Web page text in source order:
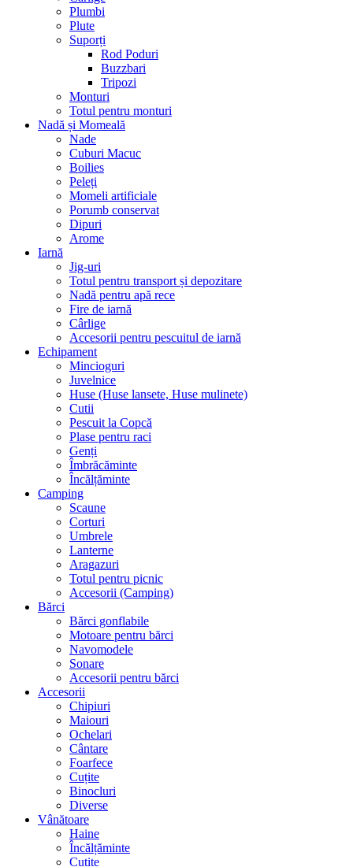
Plumbi
Plute
Suporți
Rod Poduri
Buzzbari
Tripozi
Monturi
Totul pentru monturi
Nadă și Momeală
Nade
Cuburi Macuc
Boilies
Peleți
Momeli artificiale
Porumb conservat
Dipuri
Arome
Iarnă
Jig-uri
Totul pentru transport și depozitare
Nadă pentru apă rece
Fire de iarnă
Cârlige
Accesorii pentru pescuitul de iarnă
Echipament
Mincioguri
Juvelnice
Huse (Huse lansete, Huse mulinete)
Cutii
Pescuit la Copcă
Plase pentru raci
Genți
Îmbrăcăminte
Încălțăminte
Camping
Scaune
Corturi
Umbrele
Lanterne
Aragazuri
Totul pentru picnic
Accesorii (Camping)
Bărci
Bărci gonflabile
Motoare pentru bărci
Navomodele
Sonare
Accesorii pentru bărci
Accesorii
Chipiuri
Maiouri
Ochelari
Cântare
Foarfece
Cuțite
Binocluri
Diverse
Vânătoare
Haine
Încălțăminte
Cuțite